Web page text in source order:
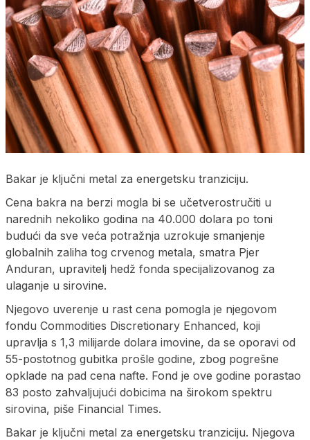
Bakar je ključni metal za energetsku tranziciju.
Cena bakra na berzi mogla bi se učetverostručiti u
narednih nekoliko godina na 40.000 dolara po toni
budući da sve veća potražnja uzrokuje smanjenje
globalnih zaliha tog crvenog metala, smatra Pjer
Anduran, upravitelj hedž fonda specijalizovanog za
ulaganje u sirovine.
Njegovo uverenje u rast cena pomogla je njegovom
fondu Commodities Discretionary Enhanced, koji
upravlja s 1,3 milijarde dolara imovine, da se oporavi od
55-postotnog gubitka prošle godine, zbog pogrešne
opklade na pad cena nafte. Fond je ove godine porastao
83 posto zahvaljujući dobicima na širokom spektru
sirovina, piše Financial Times.
Bakar je ključni metal za energetsku tranziciju. Njegova